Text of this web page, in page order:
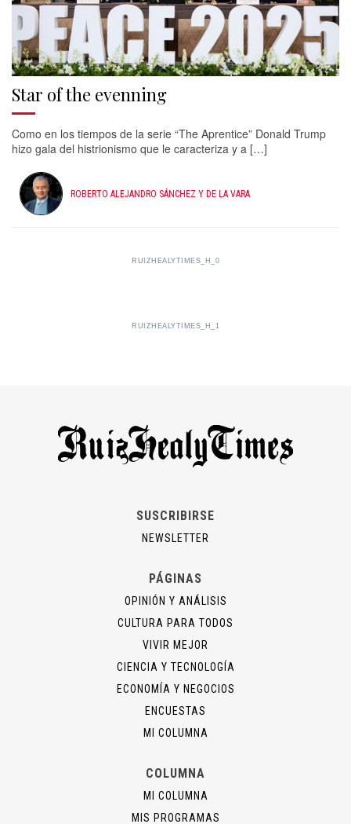
Star of the evenning
Como en los tiempos de la serie “The Aprentice” Donald Trump
hizo gala del histrionismo que le caracteriza y a […]
ROBERTO ALEJANDRO SÁNCHEZ Y DE LA VARA
RUIZHEALYTIMES_H_0
RUIZHEALYTIMES_H_1
SUSCRIBIRSE
NEWSLETTER
PÁGINAS
OPINIÓN Y ANÁLISIS
CULTURA PARA TODOS
VIVIR MEJOR
CIENCIA Y TECNOLOGÍA
ECONOMÍA Y NEGOCIOS
ENCUESTAS
MI COLUMNA
COLUMNA
MI COLUMNA
MIS PROGRAMAS